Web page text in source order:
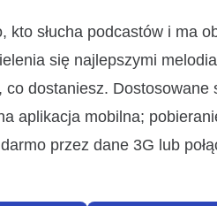
kto słucha podcastów i ma
się najlepszymi
dostaniesz.
aplikacja mobilna;
przez dane 3G lub